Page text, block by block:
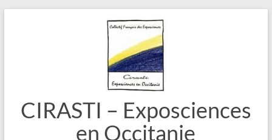
CIRASTI – Exposciences
en Occitanie